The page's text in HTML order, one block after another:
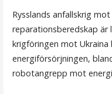
Rysslands anfallskrig
reparationsberedskap är
krigföringen mot
energiförsörjningen,
robotangrepp mot